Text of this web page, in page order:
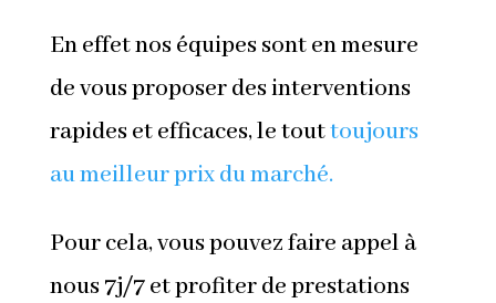
En effet nos équipes sont en mesure
de vous proposer des interventions
rapides et efficaces, le touttoujours
au meilleur prix du marché.
Pour cela, vous pouvez faire appel à
nous 7j/7 et profiter de prestations